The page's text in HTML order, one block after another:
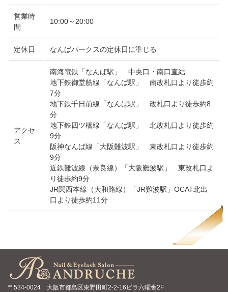
営業時
間
10:00～20:00
定休日 なんばパークスの定休日に準じる
アクセ
ス
南海電鉄「なんば駅」 中央口・南口直結
地下鉄御堂筋線「なんば駅」 南改札口より徒歩約
7分
地下鉄千日前線「なんば駅」 改札口より徒歩約8
分
地下鉄四ツ橋線「なんば駅」 北改札口より徒歩約
9分
阪神なんば線「大阪難波駅」 東改札口より徒歩約
9分
近鉄難波線（奈良線）「大阪難波駅」 東改札口よ
り徒歩約9分
JR関西本線（大和路線）「JR難波駅」OCAT北出
口より徒歩約11分
〒534-0024 大阪市都島区東野田町2-2-16ビラ六曜舎2F